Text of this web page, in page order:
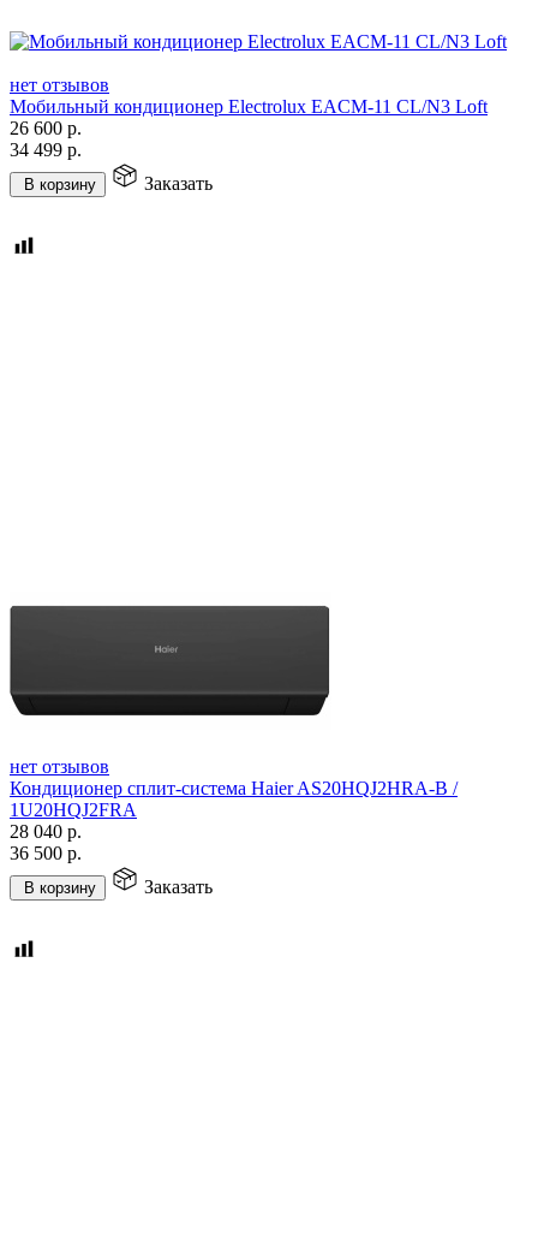
нет отзывов
Мобильный кондиционер Electrolux EACM-11 CL/N3 Loft
26 600 р.
34 499 р.
В корзину Заказать
нет отзывов
Кондиционер сплит-система Haier AS20HQJ2HRA-B /
1U20HQJ2FRA
28 040 р.
36 500 р.
В корзину Заказать